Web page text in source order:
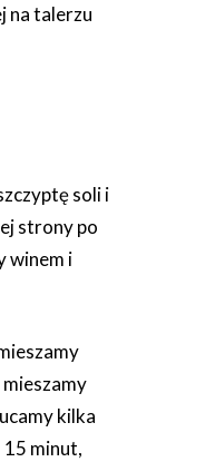
na talerzu
soli i
strony po
winem i
kilka
15 minut,